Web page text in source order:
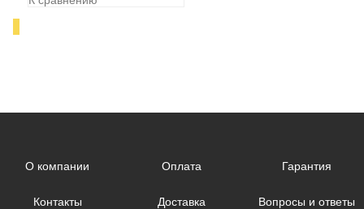
О компании Оплата Гарантия
Контакты Доставка Вопросы и ответы